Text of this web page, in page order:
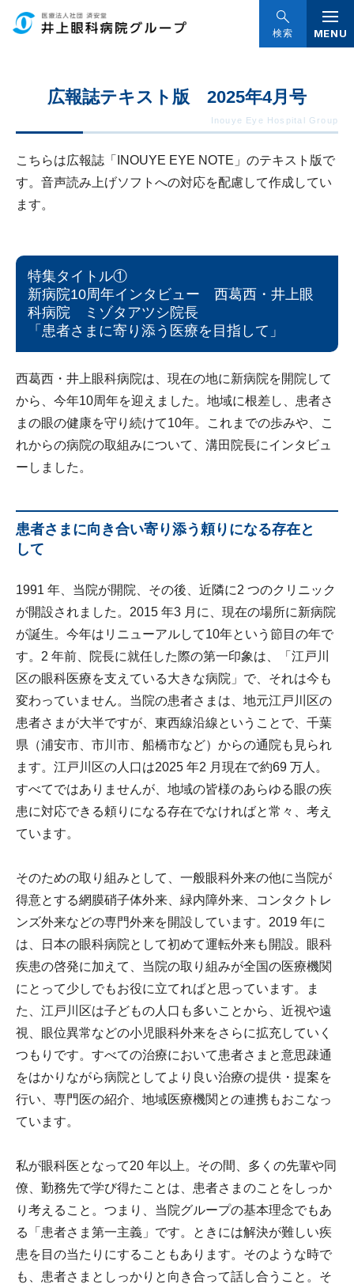
検索 MENU
広報誌テキスト版 2025年4月号
こちらは広報誌「INOUYE EYE NOTE」のテキスト版で
す。音声読み上げソフトへの対応を配慮して作成してい
ます。
特集タイトル①
新病院10周年インタビュー 西葛西・井上眼
科病院 ミゾタアツシ院長
「患者さまに寄り添う医療を目指して」
西葛西・井上眼科病院は、現在の地に新病院を開院して
から、今年10周年を迎えました。地域に根差し、患者さ
まの眼の健康を守り続けて10年。これまでの歩みや、こ
れからの病院の取組みについて、溝田院長にインタビュ
ーしました。
患者さまに向き合い寄り添う頼りになる存在と
して
1991 年、当院が開院、その後、近隣に2 つのクリニック
が開設されました。2015 年3 月に、現在の場所に新病院
が誕生。今年はリニューアルして10年という節目の年で
す。2 年前、院長に就任した際の第一印象は、「江戸川
区の眼科医療を支えている大きな病院」で、それは今も
変わっていません。当院の患者さまは、地元江戸川区の
患者さまが大半ですが、東西線沿線ということで、千葉
県（浦安市、市川市、船橋市など）からの通院も見られ
ます。江戸川区の人口は2025 年2 月現在で約69 万人。
すべてではありませんが、地域の皆様のあらゆる眼の疾
患に対応できる頼りになる存在でなければと常々、考え
ています。
そのための取り組みとして、一般眼科外来の他に当院が
得意とする網膜硝子体外来、緑内障外来、コンタクトレ
ンズ外来などの専門外来を開設しています。2019 年に
は、日本の眼科病院として初めて運転外来も開設。眼科
疾患の啓発に加えて、当院の取り組みが全国の医療機関
にとって少しでもお役に立てればと思っています。ま
た、江戸川区は子どもの人口も多いことから、近視や遠
視、眼位異常などの小児眼科外来をさらに拡充していく
つもりです。すべての治療において患者さまと意思疎通
をはかりながら病院としてより良い治療の提供・提案を
行い、専門医の紹介、地域医療機関との連携もおこなっ
ています。
私が眼科医となって20 年以上。その間、多くの先輩や同
僚、勤務先で学び得たことは、患者さまのことをしっか
り考えること。つまり、当院グループの基本理念でもあ
る「患者さま第一主義」です。ときには解決が難しい疾
患を目の当たりにすることもあります。そのような時で
も、患者さまとしっかりと向き合って話し合うこと。そ